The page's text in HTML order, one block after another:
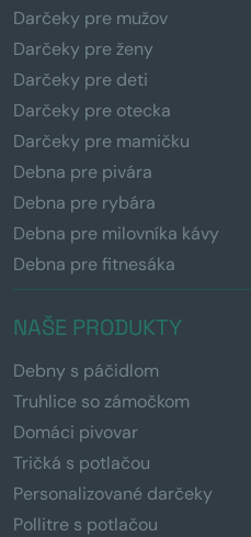
Darčeky pre mužov
Darčeky pre ženy
Darčeky pre deti
Darčeky pre otecka
Darčeky pre mamičku
Debna pre pivára
Debna pre rybára
Debna pre milovníka kávy
Debna pre fitnesáka
NAŠE PRODUKTY
Debny s páčidlom
Truhlice so zámočkom
Domáci pivovar
Tričká s potlačou
Personalizované darčeky
Pollitre s potlačou